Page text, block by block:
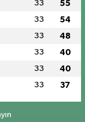
33 55
33 54
33 48
33 40
33 40
33 37